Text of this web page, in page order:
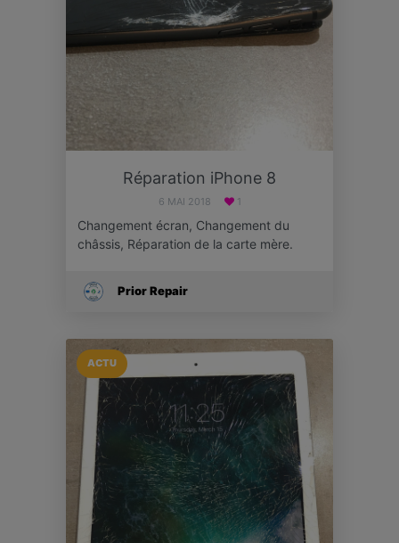
Réparation iPhone 8
6 MAI 2018 1
Changement écran, Changement du
châssis, Réparation de la carte mère.
Prior Repair
ACTU